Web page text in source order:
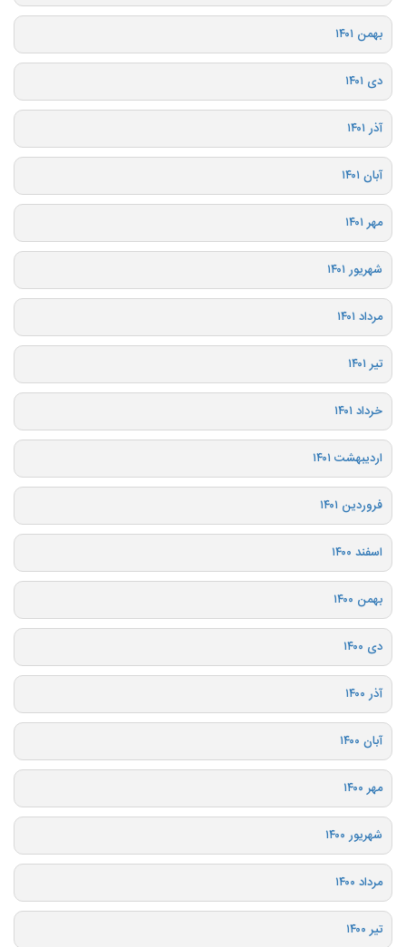
بهمن ۱۴۰۱
دی ۱۴۰۱
آذر ۱۴۰۱
آبان ۱۴۰۱
مهر ۱۴۰۱
شهریور ۱۴۰۱
مرداد ۱۴۰۱
تیر ۱۴۰۱
خرداد ۱۴۰۱
اردیبهشت ۱۴۰۱
فروردین ۱۴۰۱
اسفند ۱۴۰۰
بهمن ۱۴۰۰
دی ۱۴۰۰
آذر ۱۴۰۰
آبان ۱۴۰۰
مهر ۱۴۰۰
شهریور ۱۴۰۰
مرداد ۱۴۰۰
تیر ۱۴۰۰